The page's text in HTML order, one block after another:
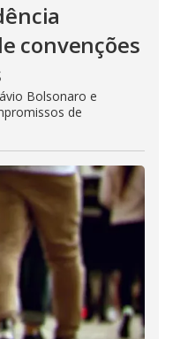
convenções
Bolsonaro e
de